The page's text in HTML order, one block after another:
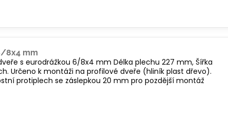
8x4 mm
s eurodrážkou 6/8x4 mm Délka plechu 227 mm, Šířka
Určeno k montáži na profilové dveře (hliník plast dřevo).
protiplech se záslepkou 20 mm pro pozdější montáž